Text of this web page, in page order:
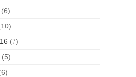
(6)
(7)
(5)
(6)